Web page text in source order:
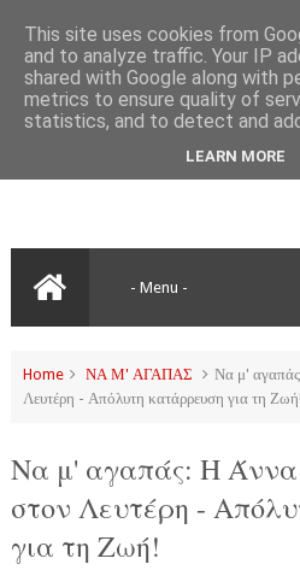
Home ΝΑ Μ' ΑΓΑΠΑΣ
Να μ'
Λευτέρη - Απόλυτη κατάρρευση για τη
Να μ' αγαπάς: Η Άννα
στον Λευτέρη -
για τη Ζωή!
This site uses cookies from
and to analyze traffic. Your IP
shared with Google along with
metrics to ensure quality of
statistics, and to detect and
LEARN MORE